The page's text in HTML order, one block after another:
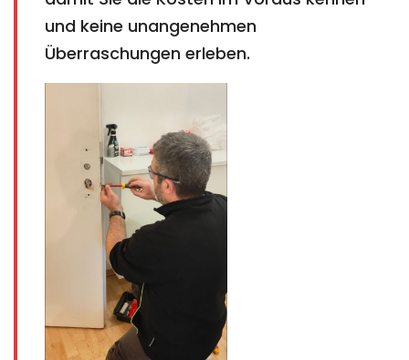
und keine unangenehmen
Überraschungen erleben.